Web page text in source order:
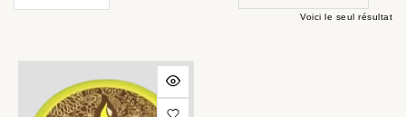
Voici le seul résultat